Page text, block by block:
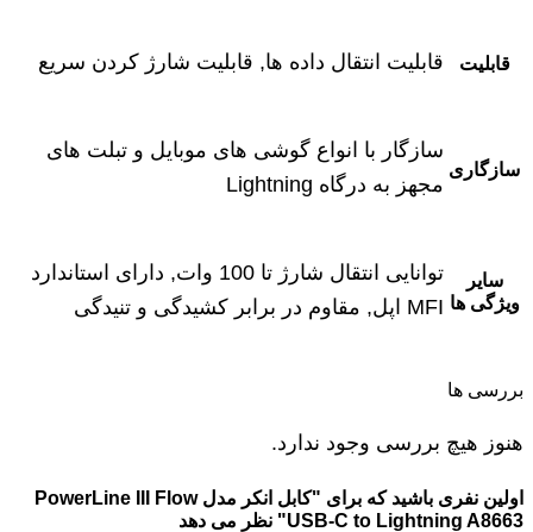
قابلیت قابلیت انتقال داده ها, قابلیت شارژ کردن سریع
سازگاری
سازگار با انواع گوشی های موبایل و تبلت های
مجهز به درگاه Lightning
سایر
ویژگی ها
توانایی انتقال شارژ تا 100 وات, دارای استاندارد
MFI اپل, مقاوم در برابر کشیدگی و تنیدگی
بررسی ها
هنوز هیچ بررسی وجود ندارد.
اولین نفری باشید که برای "کابل انکر مدل PowerLine III Flow
USB-C to Lightning A8663" نظر می دهد